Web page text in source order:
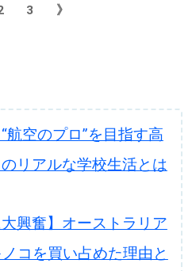
3 》
航空のプロ”を目指す高
リアルな学校生活とは
興奮】オーストラリア
コを買い占めた理由と